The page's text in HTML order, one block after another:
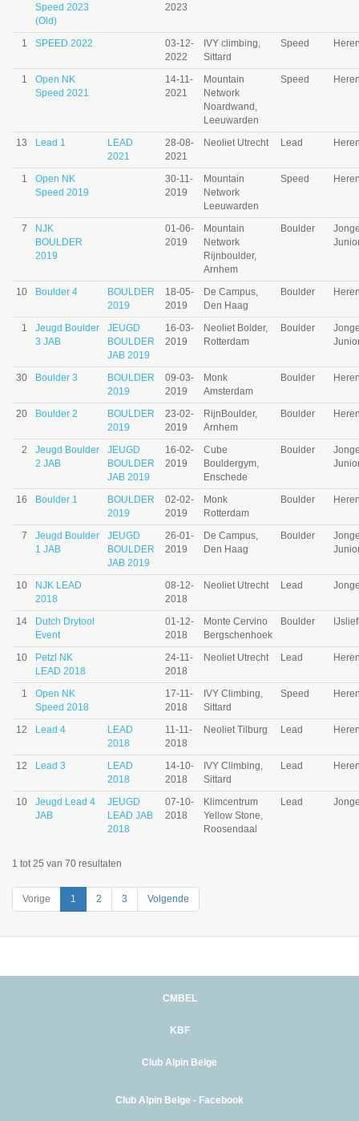
Speed 2023
(Old)
2023
1 SPEED 2022
03-12-
2022
IVY climbing,
Sittard
Speed
1
Open NK
Speed 2021
14-11-
2021
Mountain
Network
Noardwand,
Leeuwarden
Speed
13 Lead 1
LEAD
2021
28-08-
2021
Neoliet Utrecht Lead
1
Open NK
Speed 2019
30-11-
2019
Mountain
Network
Leeuwarden
Speed
7
NJK
BOULDER
2019
01-06-
2019
Mountain
Network
Rijnboulder,
Arnhem
Boulder
10 Boulder 4
BOULDER
2019
18-05-
2019
De Campus,
Den Haag
Boulder
1
Jeugd Boulder
3 JAB
JEUGD
BOULDER
JAB 2019
16-03-
2019
Neoliet Bolder,
Rotterdam
Boulder
30 Boulder 3
BOULDER
2019
09-03-
2019
Monk
Amsterdam
Boulder
20 Boulder 2
BOULDER
2019
23-02-
2019
RijnBoulder,
Arnhem
Boulder
2
Jeugd Boulder
2 JAB
JEUGD
BOULDER
JAB 2019
16-02-
2019
Cube
Bouldergym,
Enschede
Boulder
16 Boulder 1
BOULDER
2019
02-02-
2019
Monk
Rotterdam
Boulder
7
Jeugd Boulder
1 JAB
JEUGD
BOULDER
JAB 2019
26-01-
2019
De Campus,
Den Haag
Boulder
10
NJK LEAD
2018
08-12-
2018
Neoliet Utrecht Lead
14
Dutch Drytool
Event
01-12-
2018
Monte Cervino
Bergschenhoek
Boulder
10
Petzl NK
LEAD 2018
24-11-
2018
Neoliet Utrecht Lead
1
Open NK
Speed 2018
17-11-
2018
IVY Climbing,
Sittard
Speed
12 Lead 4
LEAD
2018
11-11-
2018
Neoliet Tilburg Lead
12 Lead 3
LEAD
2018
14-10-
2018
IVY Climbing,
Sittard
Lead
10
Jeugd Lead 4
JAB
JEUGD
LEAD JAB
2018
07-10-
2018
Klimcentrum
Yellow Stone,
Roosendaal
Lead
1 tot 25 van 70 resultaten
Vorige 1 2 3 Volgende
CMBEL
KBF
Club Alpin Belge
Club Alpin Belge - Facebook